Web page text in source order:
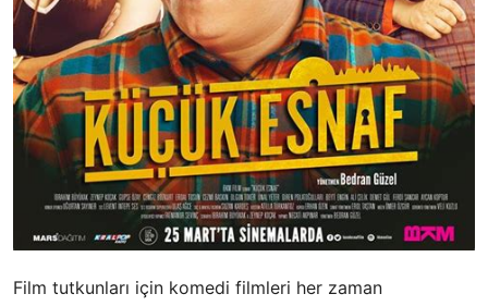
Film tutkunları için komedi filmleri her zaman